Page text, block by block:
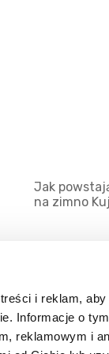
i reklam,
Informacje o
reklamowym i
Jak
na zimno